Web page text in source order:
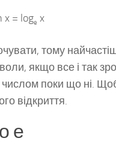
x = loge x
тому
якщо все і так
поки що ні.
відкриття.
е